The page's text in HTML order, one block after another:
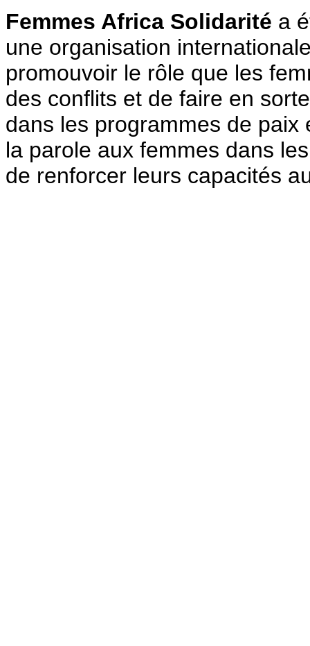
Femmes Africa Solidarité a
une organisation
promouvoir le rôle que les
des conflits et de faire en
dans les programmes de
la parole aux femmes dans
de renforcer leurs capacités